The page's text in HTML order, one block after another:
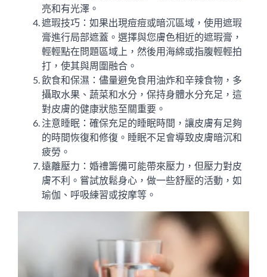
亮和有光澤。
遮瑕技巧：如果出現痘痘或暗沉區域，使用遮瑕
膏進行局部遮蓋。選擇與您膚色相近的遮瑕膏，
輕輕點在問題區域上，然後用海綿或指腹輕輕拍
打，使其與周圍融合。
飲食和保濕：儘量避免食用油炸和辛辣食物，多
攝取水果、蔬菜和水分，保持身體水分充足，這
對皮膚的健康狀態至關重要。
注意睡眠：確保充足的睡眠時間，讓皮膚有足夠
的時間恢復和修復。睡眠不足會導致皮膚暗沉和
疲勞。
遠離壓力：婚禮籌備可能帶來壓力，但壓力對皮
膚不利。嘗試放鬆身心，做一些舒壓的活動，如
瑜伽、呼吸練習或按摩等。